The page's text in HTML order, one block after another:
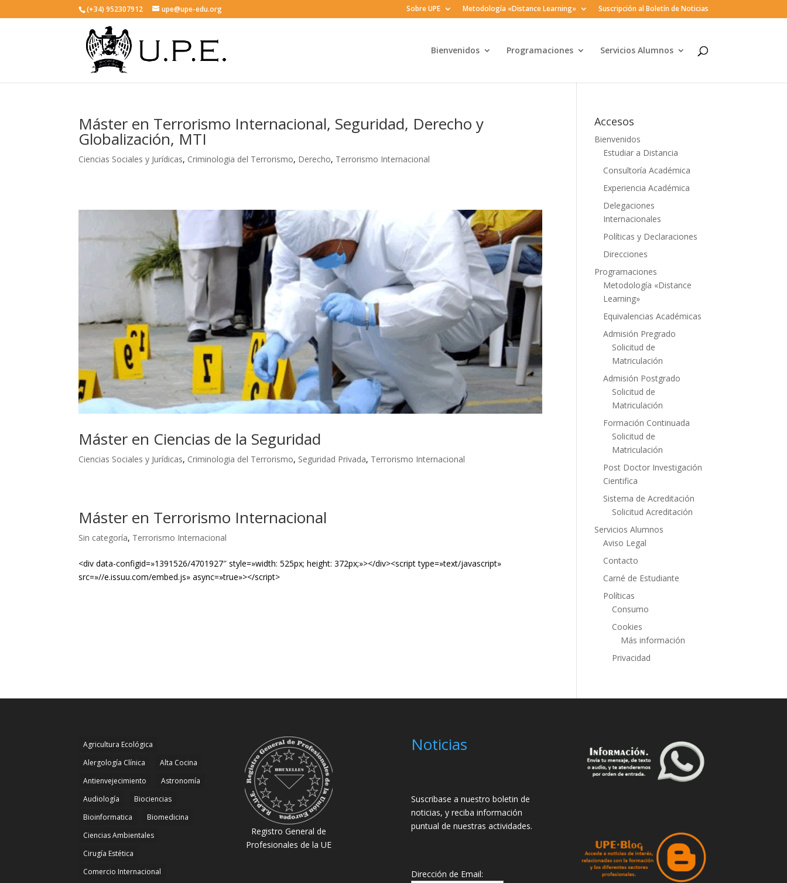
(+34) 952307912 upe@upe-edu.org Sobre UPE Metodología «Distance Learning» Suscripción al Boletín de Noticias
Bienvenidos Programaciones Servicios Alumnos
Máster en Terrorismo Internacional, Seguridad, Derecho y
Globalización, MTI
Ciencias Sociales y Jurídicas, Criminologia del Terrorismo, Derecho, Terrorismo Internacional
Máster en Ciencias de la Seguridad
Ciencias Sociales y Jurídicas, Criminologia del Terrorismo, Seguridad Privada, Terrorismo Internacional
Máster en Terrorismo Internacional
Sin categoría, Terrorismo Internacional
<div data-configid=»1391526/4701927″ style=»width: 525px; height: 372px;»></div><script type=»text/javascript»
src=»//e.issuu.com/embed.js» async=»true»></script>
Accesos
Bienvenidos
Estudiar a Distancia
Consultoría Académica
Experiencia Académica
Delegaciones
Internacionales
Políticas y Declaraciones
Direcciones
Programaciones
Metodología «Distance
Learning»
Equivalencias Académicas
Admisión Pregrado
Solicitud de
Matriculación
Admisión Postgrado
Solicitud de
Matriculación
Formación Continuada
Solicitud de
Matriculación
Post Doctor Investigación
Cientifica
Sistema de Acreditación
Solicitud Acreditación
Servicios Alumnos
Aviso Legal
Contacto
Carné de Estudiante
Políticas
Consumo
Cookies
Más información
Privacidad
Agricultura Ecológica
Alergología Clínica
Alta Cocina
Antienvejecimiento
Astronomía
Audiología
Biociencias
Bioinformatica
Biomedicina
Ciencias Ambientales
Cirugía Estética
Comercio Internacional
Registro General de
Profesionales de la UE
Noticias
Suscribase a nuestro boletin de
noticias, y reciba información
puntual de nuestras actividades.
Dirección de Email: